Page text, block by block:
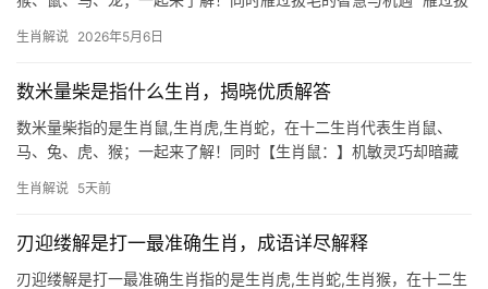
性格的典型代表，鸡年出生的人天生敏锐，善于在细节中捕捉机
生肖解说 2026年5月6日
数米量柴是指什么生肖，揭晓优质解答
数米量柴指的是生肖鼠,生肖虎,生肖蛇，在十二生肖代表生肖鼠、
马、兔、虎、猴；一起来了解！同时【生肖鼠：】机敏灵巧却暗藏
遇“数米量柴”之困——团队停滞不前，项目遭人横夺，领导责骂频
生肖解说 5天前
刃迎缕解是打一最准确生肖，成语详尽解释
刃迎缕解是打一最准确生肖指的是生肖虎,生肖蛇,生肖猴，在十二生